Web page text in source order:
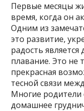
Первые месяцы
время, когда он
Одним из
это развитие,
радость
плавание. Это не
прекрасная
тесной связи
Многие
домашнее